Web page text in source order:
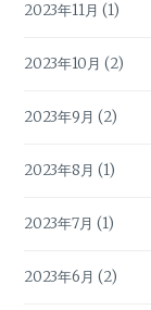
2023年11月 (1)
2023年10月 (2)
2023年9月 (2)
2023年8月 (1)
2023年7月 (1)
2023年6月 (2)